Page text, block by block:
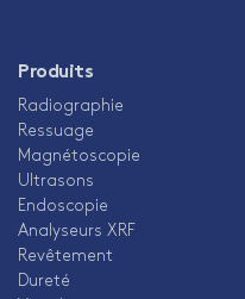
Produits
Radiographie
Ressuage
Magnétoscopie
Ultrasons
Endoscopie
Analyseurs XRF
Revêtement
Dureté